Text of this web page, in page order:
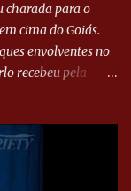
charada para o
cima do Goiás.
envolventes no
recebeu pela
Garroni
incidiu o canto
e até tocou na